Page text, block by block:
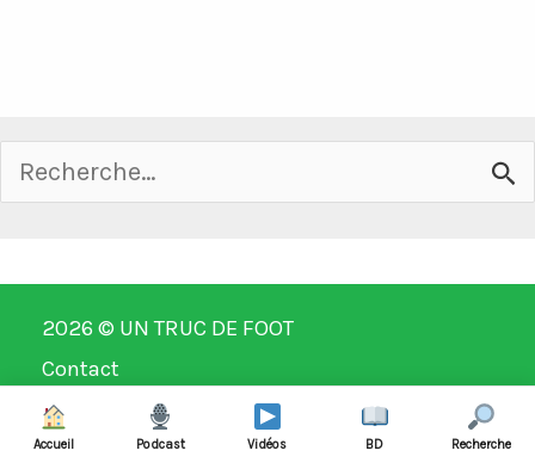
Rechercher :
2026 © UN TRUC DE FOOT
Contact
Mentions légales
Accueil Podcast Vidéos BD Recherche